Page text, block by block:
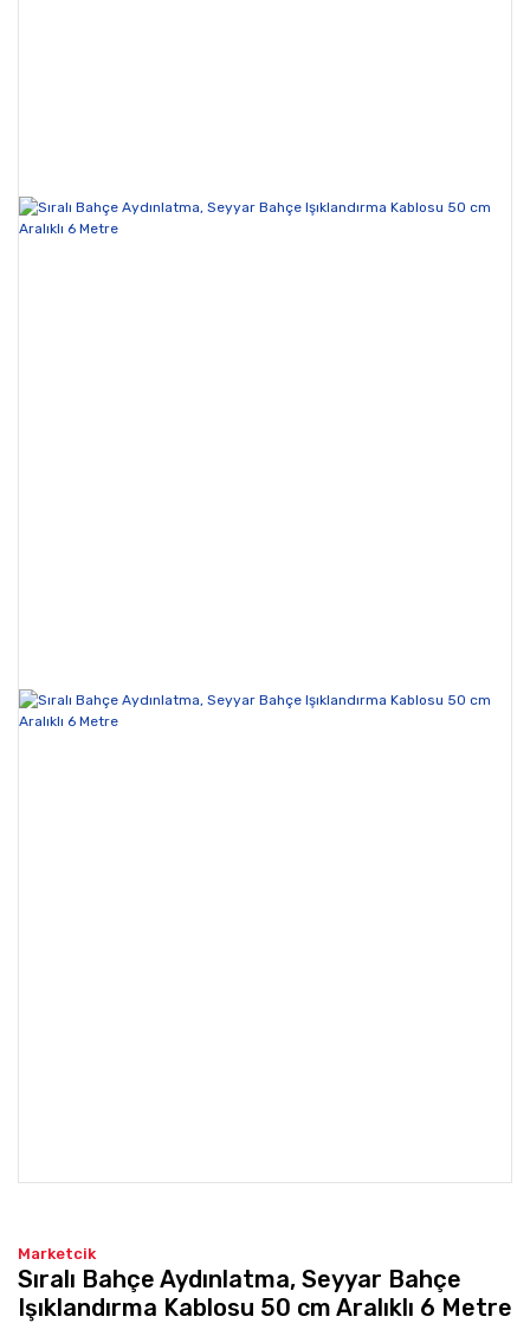
Marketcik
Sıralı Bahçe Aydınlatma, Seyyar Bahçe
Işıklandırma Kablosu 50 cm Aralıklı 6 Metre